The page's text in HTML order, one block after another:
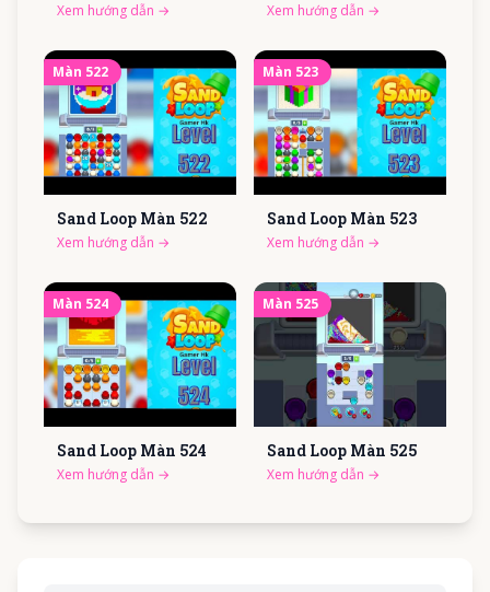
Xem hướng dẫn → Xem hướng dẫn →
Màn 522
Sand Loop Màn 522
Xem hướng dẫn →
Màn 523
Sand Loop Màn 523
Xem hướng dẫn →
Màn 524
Sand Loop Màn 524
Xem hướng dẫn →
Màn 525
Sand Loop Màn 525
Xem hướng dẫn →